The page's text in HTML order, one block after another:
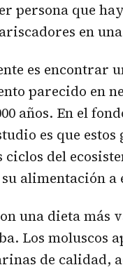
persona que
en
es encontrar
parecido en
años. En el
es que estos
ciclos del
alimentación a
una dieta más
Los moluscos
de calidad,